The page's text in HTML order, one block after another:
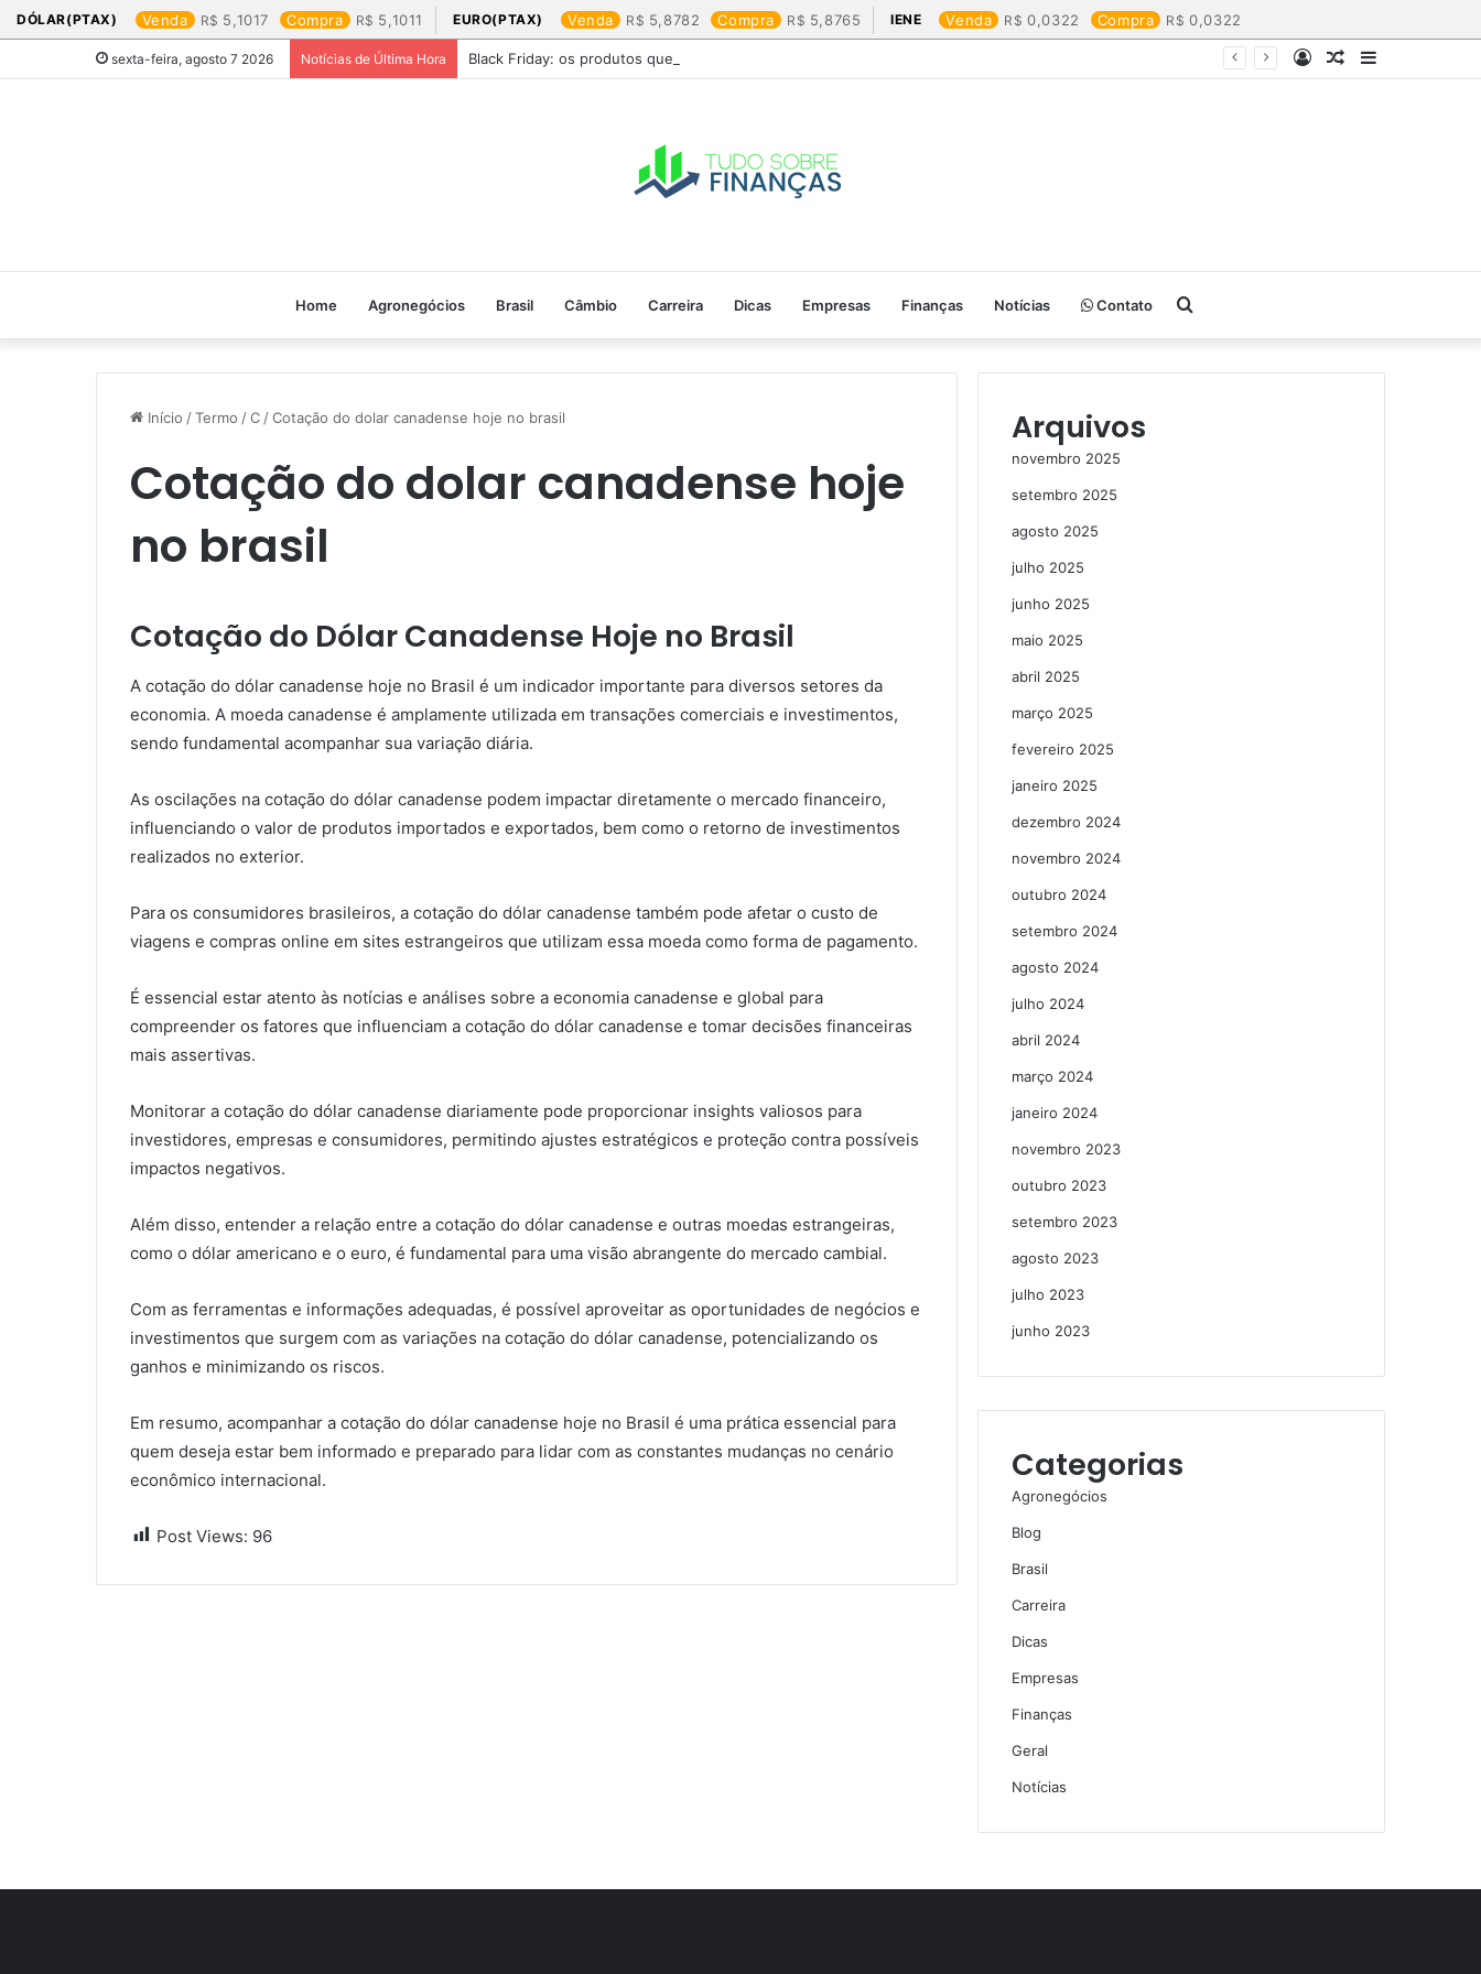
DÓLAR(PTAX) Venda 5,1017 Compra 5,1011 EURO(PTAX) Venda 5,8782 Compra 5,8765 IENE Venda 0,0322 Compra 0,0322
sexta-feira, agosto 7 2026 Notícias de Última Hora Black Friday: os produtos que mais valem a pena
Barra
Artigo
Entrar
Home Agronegócios Brasil Câmbio Carreira Dicas Empresas Finanças Notícias Contato Procurar
por
Início /Termo /C /Cotação do dolar canadense hoje no brasil​
Cotação do dolar canadense hoje
no brasil​
Cotação do Dólar Canadense Hoje no Brasil
A cotação do dólar canadense hoje no Brasil é um indicador importante para diversos setores da
economia. A moeda canadense é amplamente utilizada em transações comerciais e investimentos,
sendo fundamental acompanhar sua variação diária.
As oscilações na cotação do dólar canadense podem impactar diretamente o mercado financeiro,
influenciando o valor de produtos importados e exportados, bem como o retorno de investimentos
realizados no exterior.
Para os consumidores brasileiros, a cotação do dólar canadense também pode afetar o custo de
viagens e compras online em sites estrangeiros que utilizam essa moeda como forma de pagamento.
É essencial estar atento às notícias e análises sobre a economia canadense e global para
compreender os fatores que influenciam a cotação do dólar canadense e tomar decisões financeiras
mais assertivas.
Monitorar a cotação do dólar canadense diariamente pode proporcionar insights valiosos para
investidores, empresas e consumidores, permitindo ajustes estratégicos e proteção contra possíveis
impactos negativos.
Além disso, entender a relação entre a cotação do dólar canadense e outras moedas estrangeiras,
como o dólar americano e o euro, é fundamental para uma visão abrangente do mercado cambial.
Com as ferramentas e informações adequadas, é possível aproveitar as oportunidades de negócios e
investimentos que surgem com as variações na cotação do dólar canadense, potencializando os
ganhos e minimizando os riscos.
Em resumo, acompanhar a cotação do dólar canadense hoje no Brasil é uma prática essencial para
quem deseja estar bem informado e preparado para lidar com as constantes mudanças no cenário
econômico internacional.
Post Views: 96
Arquivos
novembro 2025
setembro 2025
agosto 2025
julho 2025
junho 2025
maio 2025
abril 2025
março 2025
fevereiro 2025
janeiro 2025
dezembro 2024
novembro 2024
outubro 2024
setembro 2024
agosto 2024
julho 2024
abril 2024
março 2024
janeiro 2024
novembro 2023
outubro 2023
setembro 2023
agosto 2023
julho 2023
junho 2023
Categorias
Agronegócios
Blog
Brasil
Carreira
Dicas
Empresas
Finanças
Geral
Notícias